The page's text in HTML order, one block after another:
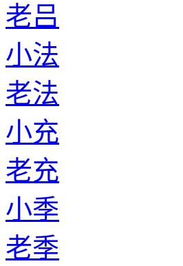
老吕
小法
老法
小充
老充
小季
老季